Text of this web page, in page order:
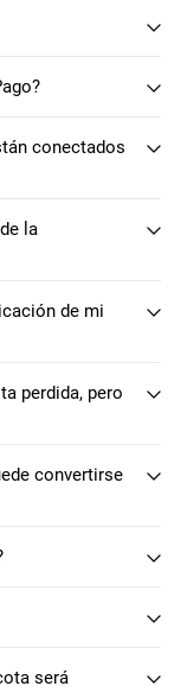
conectados
la
de mi
perdida, pero
convertirse
será